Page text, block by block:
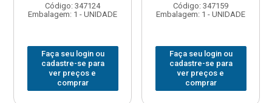
Código: 347124
Embalagem: 1 - UNIDADE
Faça seu login ou
cadastre-se para
ver preços e
comprar
Código: 347159
Embalagem: 1 - UNIDADE
Faça seu login ou
cadastre-se para
ver preços e
comprar